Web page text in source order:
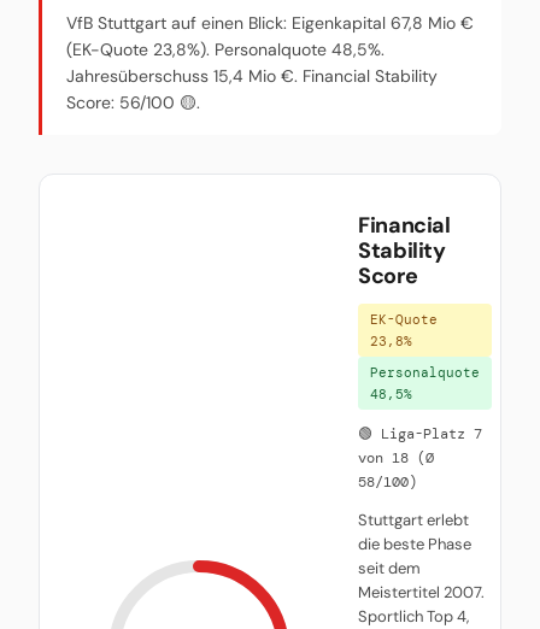
VfB Stuttgart auf einen Blick: Eigenkapital 67,8 Mio €
(EK-Quote 23,8%). Personalquote 48,5%.
Jahresüberschuss 15,4 Mio €. Financial Stability
Score: 56/100 🟡.
Financial
Stability
Score
EK-Quote
23,8%
Personalquote
48,5%
🟢 Liga-Platz 7
von 18 (Ø
58/100)
Stuttgart erlebt
die beste Phase
seit dem
Meistertitel 2007.
Sportlich Top 4,